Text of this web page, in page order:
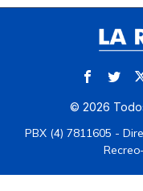
© 2026
PBX (4) 7811605 -